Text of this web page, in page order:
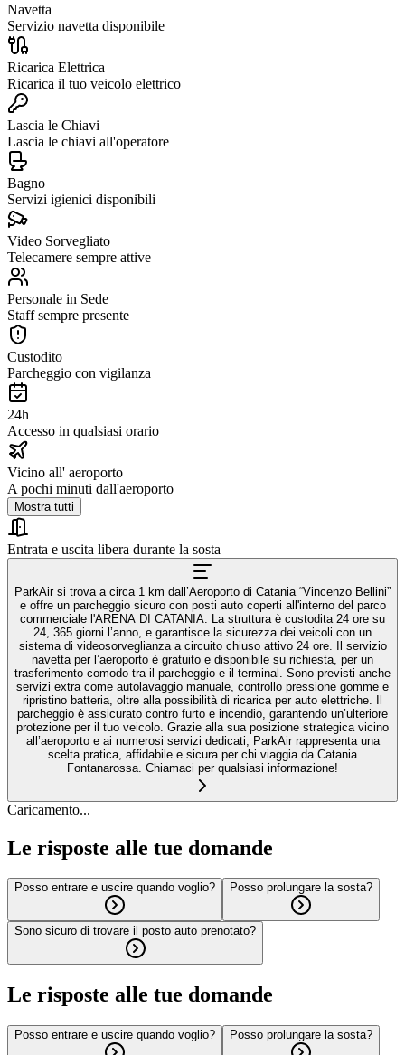
Navetta
Servizio navetta disponibile
Ricarica Elettrica
Ricarica il tuo veicolo elettrico
Lascia le Chiavi
Lascia le chiavi all'operatore
Bagno
Servizi igienici disponibili
Video Sorvegliato
Telecamere sempre attive
Personale in Sede
Staff sempre presente
Custodito
Parcheggio con vigilanza
24h
Accesso in qualsiasi orario
Vicino all' aeroporto
A pochi minuti dall'aeroporto
Mostra tutti
Entrata e uscita libera durante la sosta
ParkAir si trova a circa 1 km dall’Aeroporto di Catania “Vincenzo Bellini”
e offre un parcheggio sicuro con posti auto coperti all'interno del parco
commerciale l'ARENA DI CATANIA. La struttura è custodita 24 ore su
24, 365 giorni l’anno, e garantisce la sicurezza dei veicoli con un
sistema di videosorveglianza a circuito chiuso attivo 24 ore. Il servizio
navetta per l’aeroporto è gratuito e disponibile su richiesta, per un
trasferimento comodo tra il parcheggio e il terminal. Sono previsti anche
servizi extra come autolavaggio manuale, controllo pressione gomme e
ripristino batteria, oltre alla possibilità di ricarica per auto elettriche. Il
parcheggio è assicurato contro furto e incendio, garantendo un’ulteriore
protezione per il tuo veicolo. Grazie alla sua posizione strategica vicino
all’aeroporto e ai numerosi servizi dedicati, ParkAir rappresenta una
scelta pratica, affidabile e sicura per chi viaggia da Catania
Fontanarossa. Chiamaci per qualsiasi informazione!
Caricamento...
Le risposte alle tue domande
Posso entrare e uscire quando voglio? Posso prolungare la sosta?
Sono sicuro di trovare il posto auto prenotato?
Le risposte alle tue domande
Posso entrare e uscire quando voglio? Posso prolungare la sosta?